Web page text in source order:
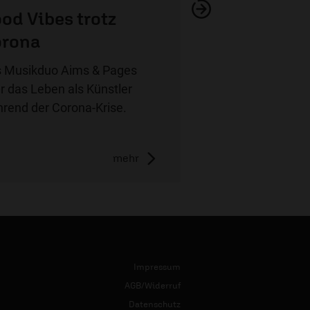
Vibes trotz
Musikduo Aims & Pages
das Leben als Künstler
der Corona-Krise.
mehr
Impressum
AGB/Widerruf
Datenschutz